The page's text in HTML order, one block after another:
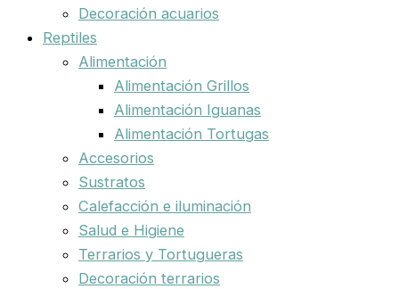
Decoración acuarios
Reptiles
Alimentación
Alimentación Grillos
Alimentación Iguanas
Alimentación Tortugas
Accesorios
Sustratos
Calefacción e iluminación
Salud e Higiene
Terrarios y Tortugueras
Decoración terrarios